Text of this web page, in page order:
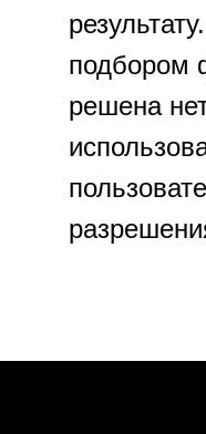
подбором
решена